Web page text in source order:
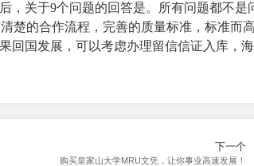
，关于9个问题的回答是。所有问题都不是
楚的合作流程，完善的质量标准，标准而高
回国发展，可以考虑办理留信信证入库，
下一个
购买皇家山大学MRU文凭，让你事业高速发展！